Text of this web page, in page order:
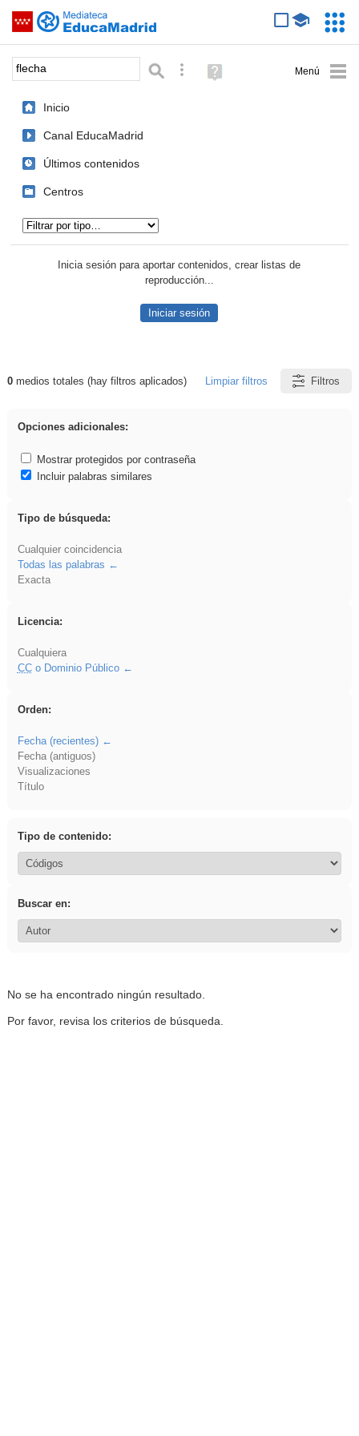
Saltar navegación
Palabra o frase: Búsqueda avanzada
Ayuda
(en
Inicio
Canal EducaMadrid
Últimos contenidos
Centros
Inicia sesión para aportar contenidos, crear listas de
reproducción...
Iniciar sesión
Resultados de: flecha
0medios totales (hay filtros aplicados) Limpiar filtros Filtros
Opciones adicionales:
Mostrar protegidos por contraseña
Incluir palabras similares
Tipo de búsqueda:
Cualquier coincidencia
Todas las palabras
Exacta
Licencia:
Cualquiera
CCo Dominio Público
Orden:
Fecha (recientes)
Fecha (antiguos)
Visualizaciones
Título
Tipo de contenido:
Buscar en:
No se ha encontrado ningún resultado.
Por favor, revisa los criterios de búsqueda.